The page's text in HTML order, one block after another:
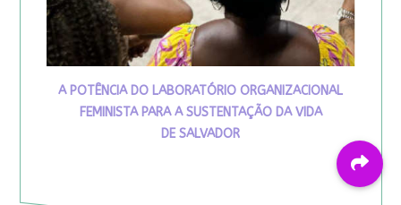
A POTÊNCIA DO LABORATÓRIO ORGANIZACIONAL
FEMINISTA PARA A SUSTENTAÇÃO DA VIDA
DE SALVADOR